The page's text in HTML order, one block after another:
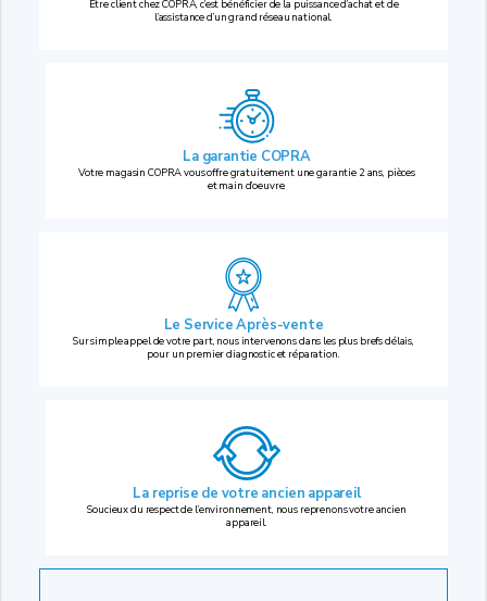
Etre client chez COPRA, c’est bénéficier de la puissance d’achat et de
l’assistance d’un grand réseau national.
La garantie COPRA
Votre magasin COPRA vous offre gratuitement une garantie 2 ans, pièces
et main d’oeuvre.
Le Service Après-vente
Sur simple appel de votre part, nous intervenons dans les plus brefs délais,
pour un premier diagnostic et réparation.
La reprise de votre ancien appareil
Soucieux du respect de l’environnement, nous reprenons votre ancien
appareil.